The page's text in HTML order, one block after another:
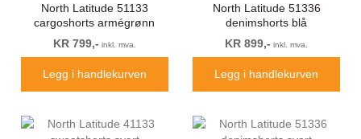
North Latitude 51133
cargoshorts armégrønn
KR 799,- inkl. mva.
Legg i handlekurven
North Latitude 51336
denimshorts blå
KR 899,- inkl. mva.
Legg i handlekurven